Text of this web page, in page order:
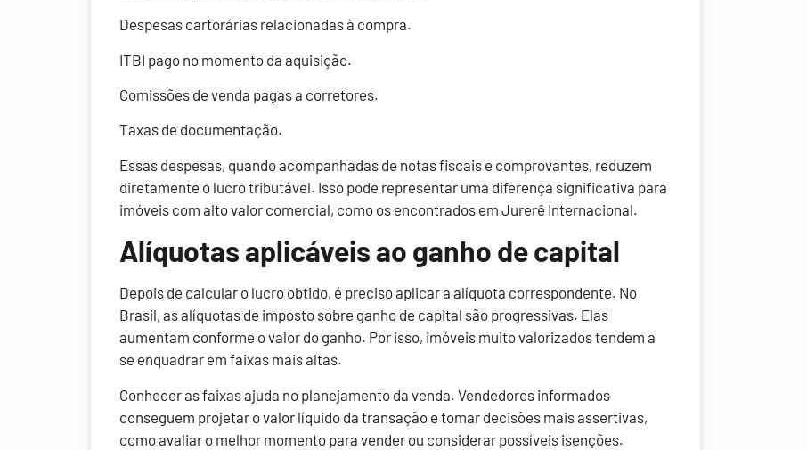
Despesas cartorárias relacionadas à compra.
ITBI pago no momento da aquisição.
Comissões de venda pagas a corretores.
Taxas de documentação.
Essas despesas, quando acompanhadas de notas fiscais e comprovantes, reduzem
diretamente o lucro tributável. Isso pode representar uma diferença significativa para
imóveis com alto valor comercial, como os encontrados em Jurerê Internacional.
Alíquotas aplicáveis ao ganho de capital
Depois de calcular o lucro obtido, é preciso aplicar a alíquota correspondente. No
Brasil, as alíquotas de imposto sobre ganho de capital são progressivas. Elas
aumentam conforme o valor do ganho. Por isso, imóveis muito valorizados tendem a
se enquadrar em faixas mais altas.
Conhecer as faixas ajuda no planejamento da venda. Vendedores informados
conseguem projetar o valor líquido da transação e tomar decisões mais assertivas,
como avaliar o melhor momento para vender ou considerar possíveis isenções.